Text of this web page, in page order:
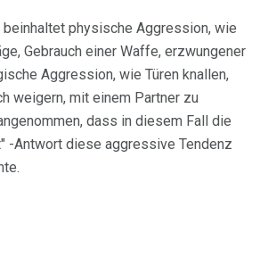
physische Aggression, wie
Gebrauch einer Waffe, erzwungener
Aggression, wie Türen knallen,
weigern, mit einem Partner zu
dass in diesem Fall die
-Antwort diese aggressive Tendenz